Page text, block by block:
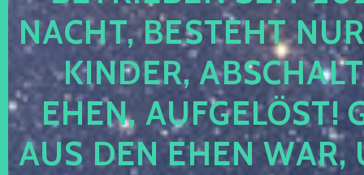
CHT, BESTEHT NUR
NDER,
EN, AUFGELÖST!
S DEN EHEN WAR,